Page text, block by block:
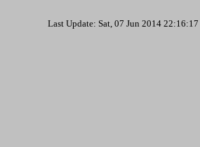
Last Update: Sat, 07 Jun 2014